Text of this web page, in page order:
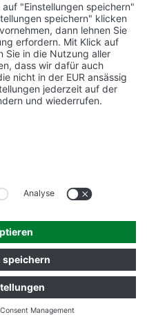
Datenschutzhinweisen
answer/6004245?hl=de
Ihrer Daten
das unter dem
mit Nutzerdaten bei
Datenschutzhinweisen
answer/6004245?hl=de
zur